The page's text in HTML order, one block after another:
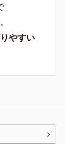
やすい